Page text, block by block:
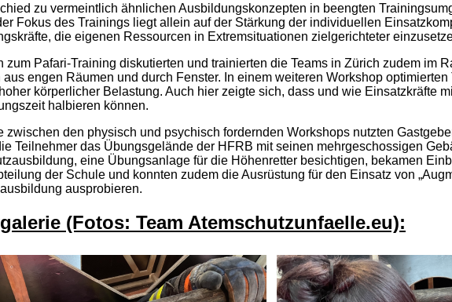
zu vermeintlich ähnlichen Ausbildungskonzepten in beengten
Fokus des Trainings liegt allein auf der Stärkung der individuellen
die eigenen Ressourcen in Extremsituationen zielgerichteter
zum Pafari-Training diskutierten und trainierten die Teams in Zürich zudem im
aus engen Räumen und durch Fenster. In einem weiteren Workshop
körperlicher Belastung. Auch hier zeigte sich, dass und wie Einsatzkräfte
halbieren können.
zwischen den physisch und psychisch fordernden Workshops nutzten
Teilnehmer das Übungsgelände der HFRB mit seinen mehrgeschossigen
eine Übungsanlage für die Höhenretter besichtigen, bekamen
der Schule und konnten zudem die Ausrüstung für den Einsatz von
ausprobieren.
(Fotos: Team Atemschutzunfaelle.eu):